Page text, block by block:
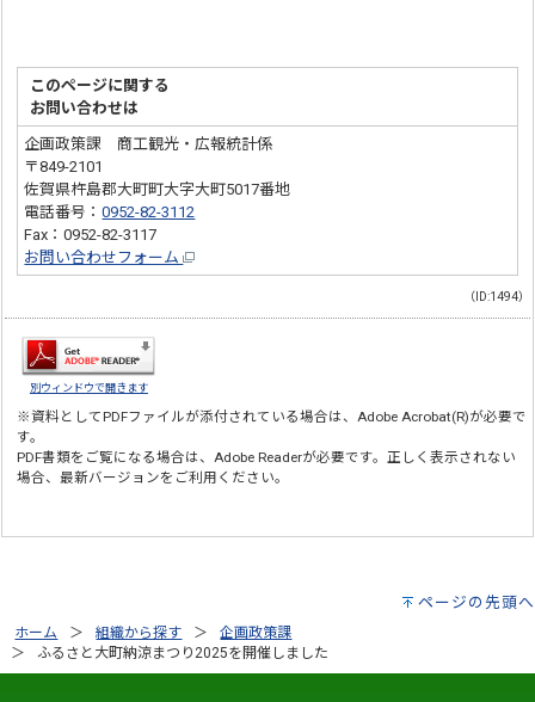
このページに関する
お問い合わせは
企画政策課 商工観光・広報統計係
〒849-2101
佐賀県杵島郡大町町大字大町5017番地
電話番号：0952-82-3112
Fax：0952-82-3117
お問い合わせフォーム
（ID:1494）
別ウィンドウで開きます
※資料としてPDFファイルが添付されている場合は、Adobe Acrobat(R)が必要で
す。
PDF書類をご覧になる場合は、Adobe Readerが必要です。正しく表示されない
場合、最新バージョンをご利用ください。
ページの先頭へ
ホーム 組織から探す
企画政策課
ふるさと大町納涼まつり2025を開催しました